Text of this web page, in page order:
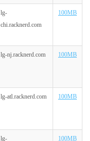
lg-
chi.racknerd.com
100MB
lg-nj.racknerd.com 100MB
lg-atl.racknerd.com 100MB
lg-
100MB